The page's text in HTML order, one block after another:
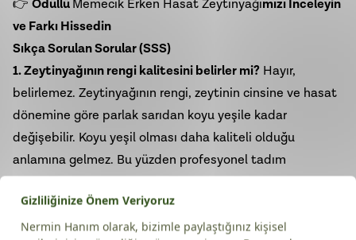
👉 ÖdüllüMemecik Erken Hasat Zeytinyağımızı İnceleyin
ve Farkı Hissedin
Sıkça Sorulan Sorular (SSS)
1. Zeytinyağının rengi kalitesini belirler mi? Hayır,
belirlemez. Zeytinyağının rengi, zeytinin cinsine ve hasat
dönemine göre parlak sarıdan koyu yeşile kadar
değişebilir. Koyu yeşil olması daha kaliteli olduğu
anlamına gelmez. Bu yüzden profesyonel tadım
2. İyi zeytinyağı boğazı yakmalı mıdır?
Boğazda hissedilen yakıcılık, zeytinyağının "Oleocanthal"